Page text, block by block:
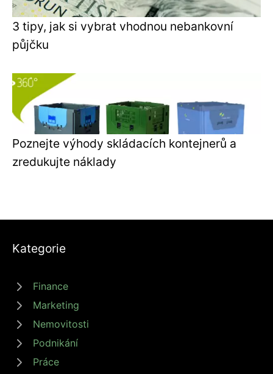
3 tipy, jak si vybrat vhodnou nebankovní
půjčku
Poznejte výhody skládacích kontejnerů a
zredukujte náklady
Kategorie
Finance
Marketing
Nemovitosti
Podnikání
Práce